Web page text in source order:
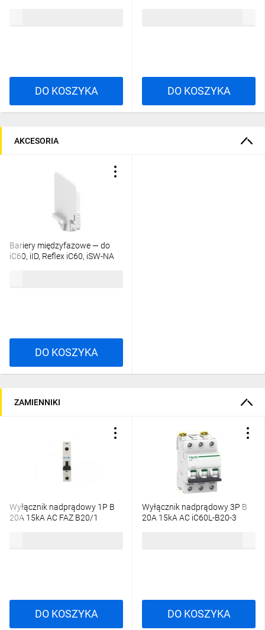
DO KOSZYKA DO KOSZYKA
AKCESORIA
Bariery międzyfazowe — do
iC60, iID, Reflex iC60, iSW-NA
DO KOSZYKA
ZAMIENNIKI
Wyłącznik nadprądowy 1P B
20A 15kA AC FAZ B20/1
DO KOSZYKA
Wyłącznik nadprądowy 3P B
20A 15kA AC iC60L-B20-3
DO KOSZYKA